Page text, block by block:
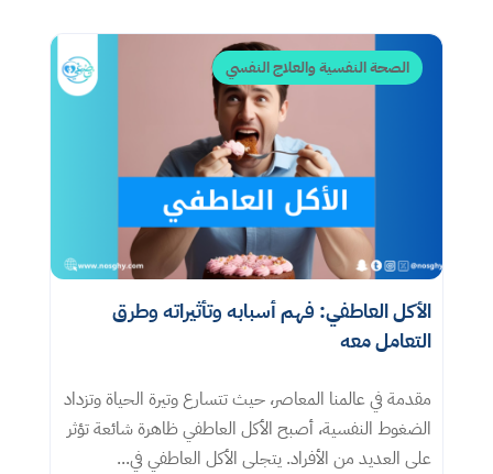
الصحة النفسية والعلاج النفسي
الأكل العاطفي: فهم أسبابه وتأثيراته وطرق
التعامل معه​
مقدمة في عالمنا المعاصر، حيث تتسارع وتيرة الحياة وتزداد
الضغوط النفسية، أصبح الأكل العاطفي ظاهرة شائعة تؤثر
على العديد من الأفراد. يتجلى الأكل العاطفي في...